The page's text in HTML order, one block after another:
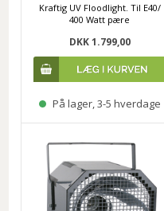
Kraftig UV Floodlight. Til E40/
400 Watt pære
DKK 1.799,00
På lager, 3-5 hverdage